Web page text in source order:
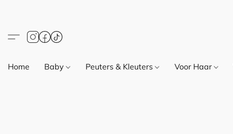
Home Baby Peuters & Kleuters Voor Haar